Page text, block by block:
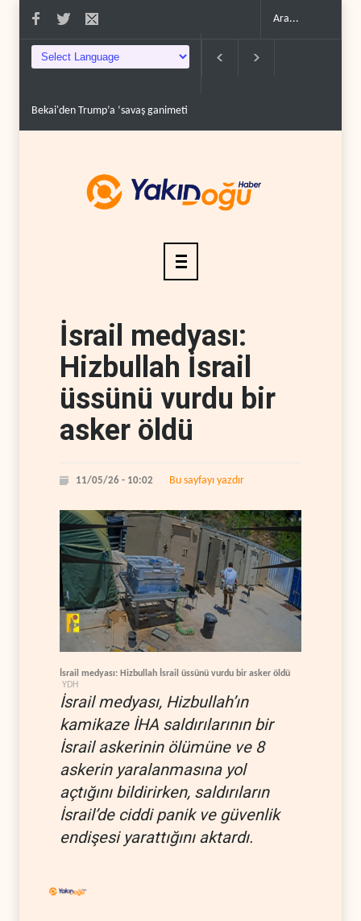
Bekai'den Trump’a ‘savaş ganimeti’ yanıtı: Önce sa..
İsrail medyası:
Hizbullah İsrail
üssünü vurdu bir
asker öldü
11/05/26 - 10:02 Bu sayfayı yazdır
İsrail medyası: Hizbullah İsrail üssünü vurdu bir asker öldü
YDH
İsrail medyası, Hizbullah’ın
kamikaze İHA saldırılarının bir
İsrail askerinin ölümüne ve 8
askerin yaralanmasına yol
açtığını bildirirken, saldırıların
İsrail’de ciddi panik ve güvenlik
endişesi yarattığını aktardı.